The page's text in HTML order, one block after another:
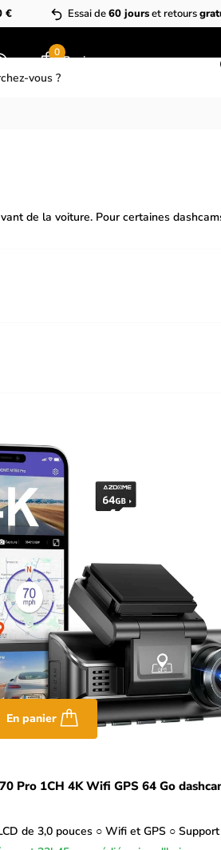
€ Essai de60 jourset retours
vous?
0
Panier
de la voiture. Pour certaines
En panier
Pro 1CH 4K Wifi GPS 64 Go
de 3,0 pouces ○ Wifi et GPS ○